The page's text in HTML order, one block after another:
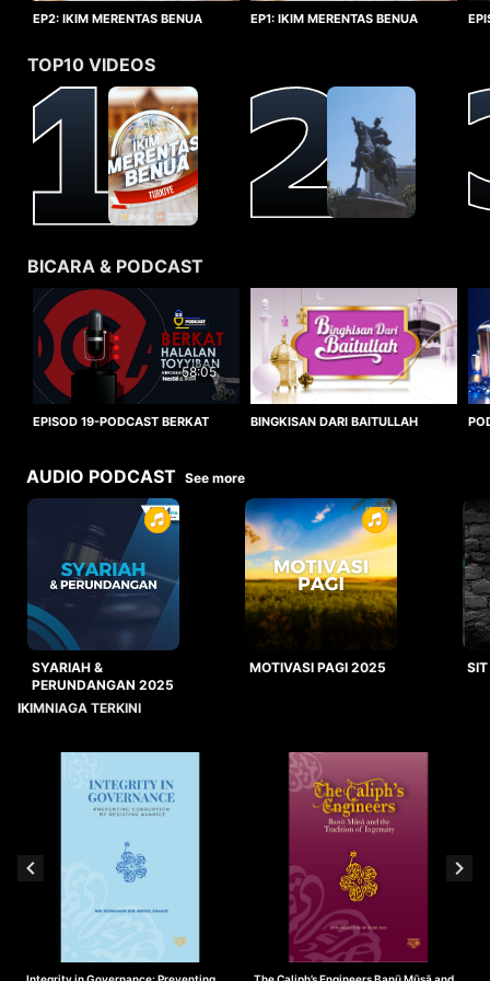
EP2: IKIM MERENTAS BENUA
EP1: IKIM MERENTAS BENUA
TOP10 VIDEOS
BICARA & PODCAST
58:05
EPISOD 19-PODCAST BERKAT
BINGKISAN DARI BAITULLAH
AUDIO PODCAST See more
SYARIAH &
PERUNDANGAN 2025
MOTIVASI PAGI 2025
IKIMNIAGA TERKINI